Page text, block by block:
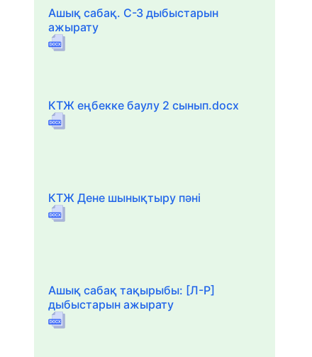
Ашық сабақ. С-З дыбыстарын
ажырату
КТЖ еңбекке баулу 2 сынып.docx
КТЖ Дене шынықтыру пәні
Ашық сабақ тақырыбы: [Л-Р]
дыбыстарын ажырату